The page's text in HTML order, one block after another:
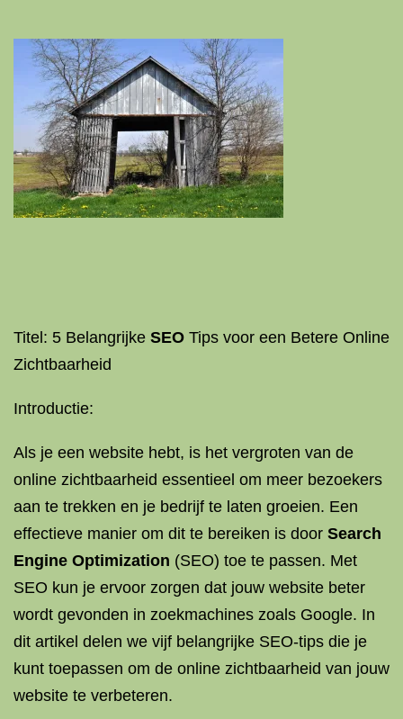
Titel: 5 Belangrijke SEO Tips voor een Betere Online
Zichtbaarheid
Introductie:
Als je een website hebt, is het vergroten van de
online zichtbaarheid essentieel om meer bezoekers
aan te trekken en je bedrijf te laten groeien. Een
effectieve manier om dit te bereiken is door Search
Engine Optimization (SEO) toe te passen. Met
SEO kun je ervoor zorgen dat jouw website beter
wordt gevonden in zoekmachines zoals Google. In
dit artikel delen we vijf belangrijke SEO-tips die je
kunt toepassen om de online zichtbaarheid van jouw
website te verbeteren.